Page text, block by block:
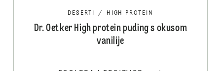
DESERTI / HIGH PROTEIN
Dr. Oetker High protein puding s okusom
vanilije